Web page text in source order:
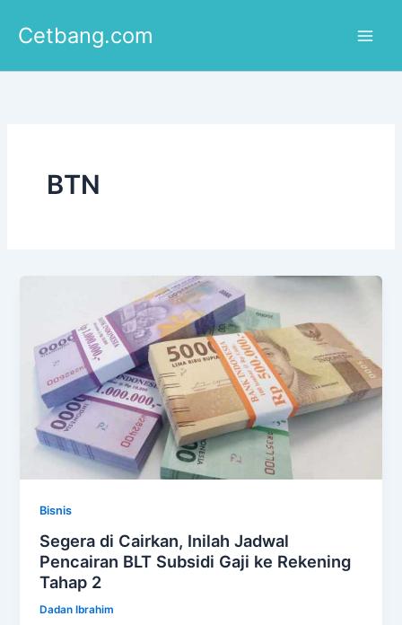
Cetbang.com
BTN
Bisnis
Segera di Cairkan, Inilah Jadwal
Pencairan BLT Subsidi Gaji ke Rekening
Tahap 2
Dadan Ibrahim